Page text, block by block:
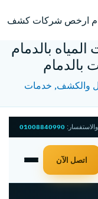
ارخص شركات كشف
المياه بالدمام
والكشف, خدمات
01008840990
اتصل الآن